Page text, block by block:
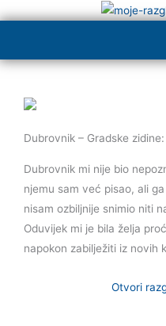
Dubrovnik – Gradske
Dubrovnik mi nije bio
njemu sam već pisao, ali
nisam ozbiljnije snimio niti
Oduvijek mi je bila želja
napokon zabilježiti iz novih
Otvori